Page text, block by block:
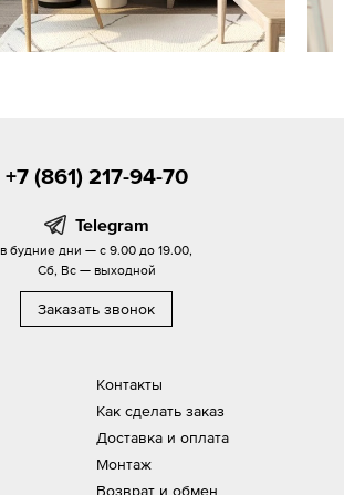
Контакты
Как сделать заказ
Доставка и оплата
Монтаж
Возврат и обмен
+7 (861) 217-94-70
Telegram
в будние дни — с 9.00 до 19.00,
Сб, Вс — выходной
Заказать звонок